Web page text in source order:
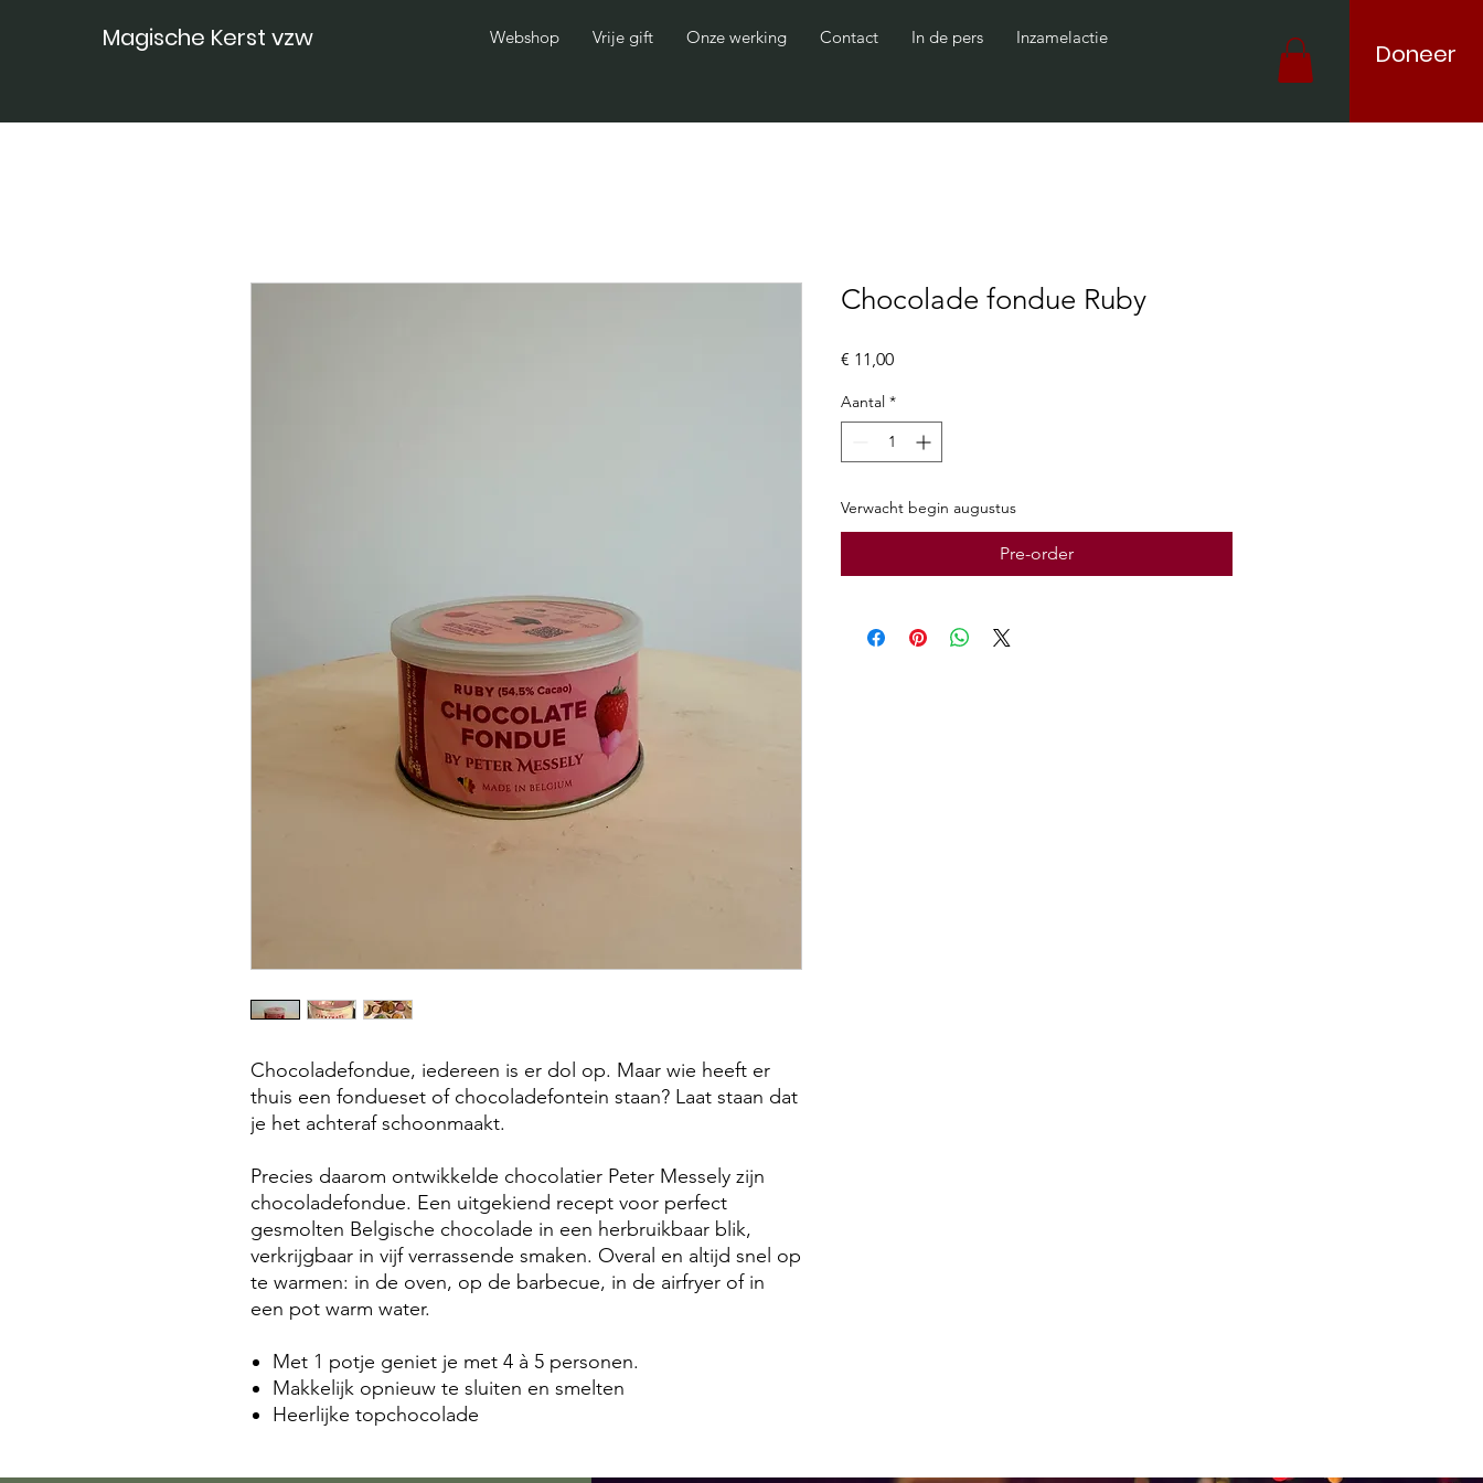
Magische Kerst vzw Webshop Vrije gift Onze werking Contact In de pers Inzamelactie
Doneer
Chocoladefondue, iedereen is er dol op. Maar wie heeft er
thuis een fondueset of chocoladefontein staan? Laat staan dat
je het achteraf schoonmaakt.
Precies daarom ontwikkelde chocolatier Peter Messely zijn
chocoladefondue. Een uitgekiend recept voor perfect
gesmolten Belgische chocolade in een herbruikbaar blik,
verkrijgbaar in vijf verrassende smaken. Overal en altijd snel op
te warmen: in de oven, op de barbecue, in de airfryer of in
een pot warm water.
Met 1 potje geniet je met 4 à 5 personen.
Makkelijk opnieuw te sluiten en smelten
Heerlijke topchocolade
Chocolade fondue Ruby
€ 11,00Prijs
Aantal *
Verwacht begin augustus
Pre-order